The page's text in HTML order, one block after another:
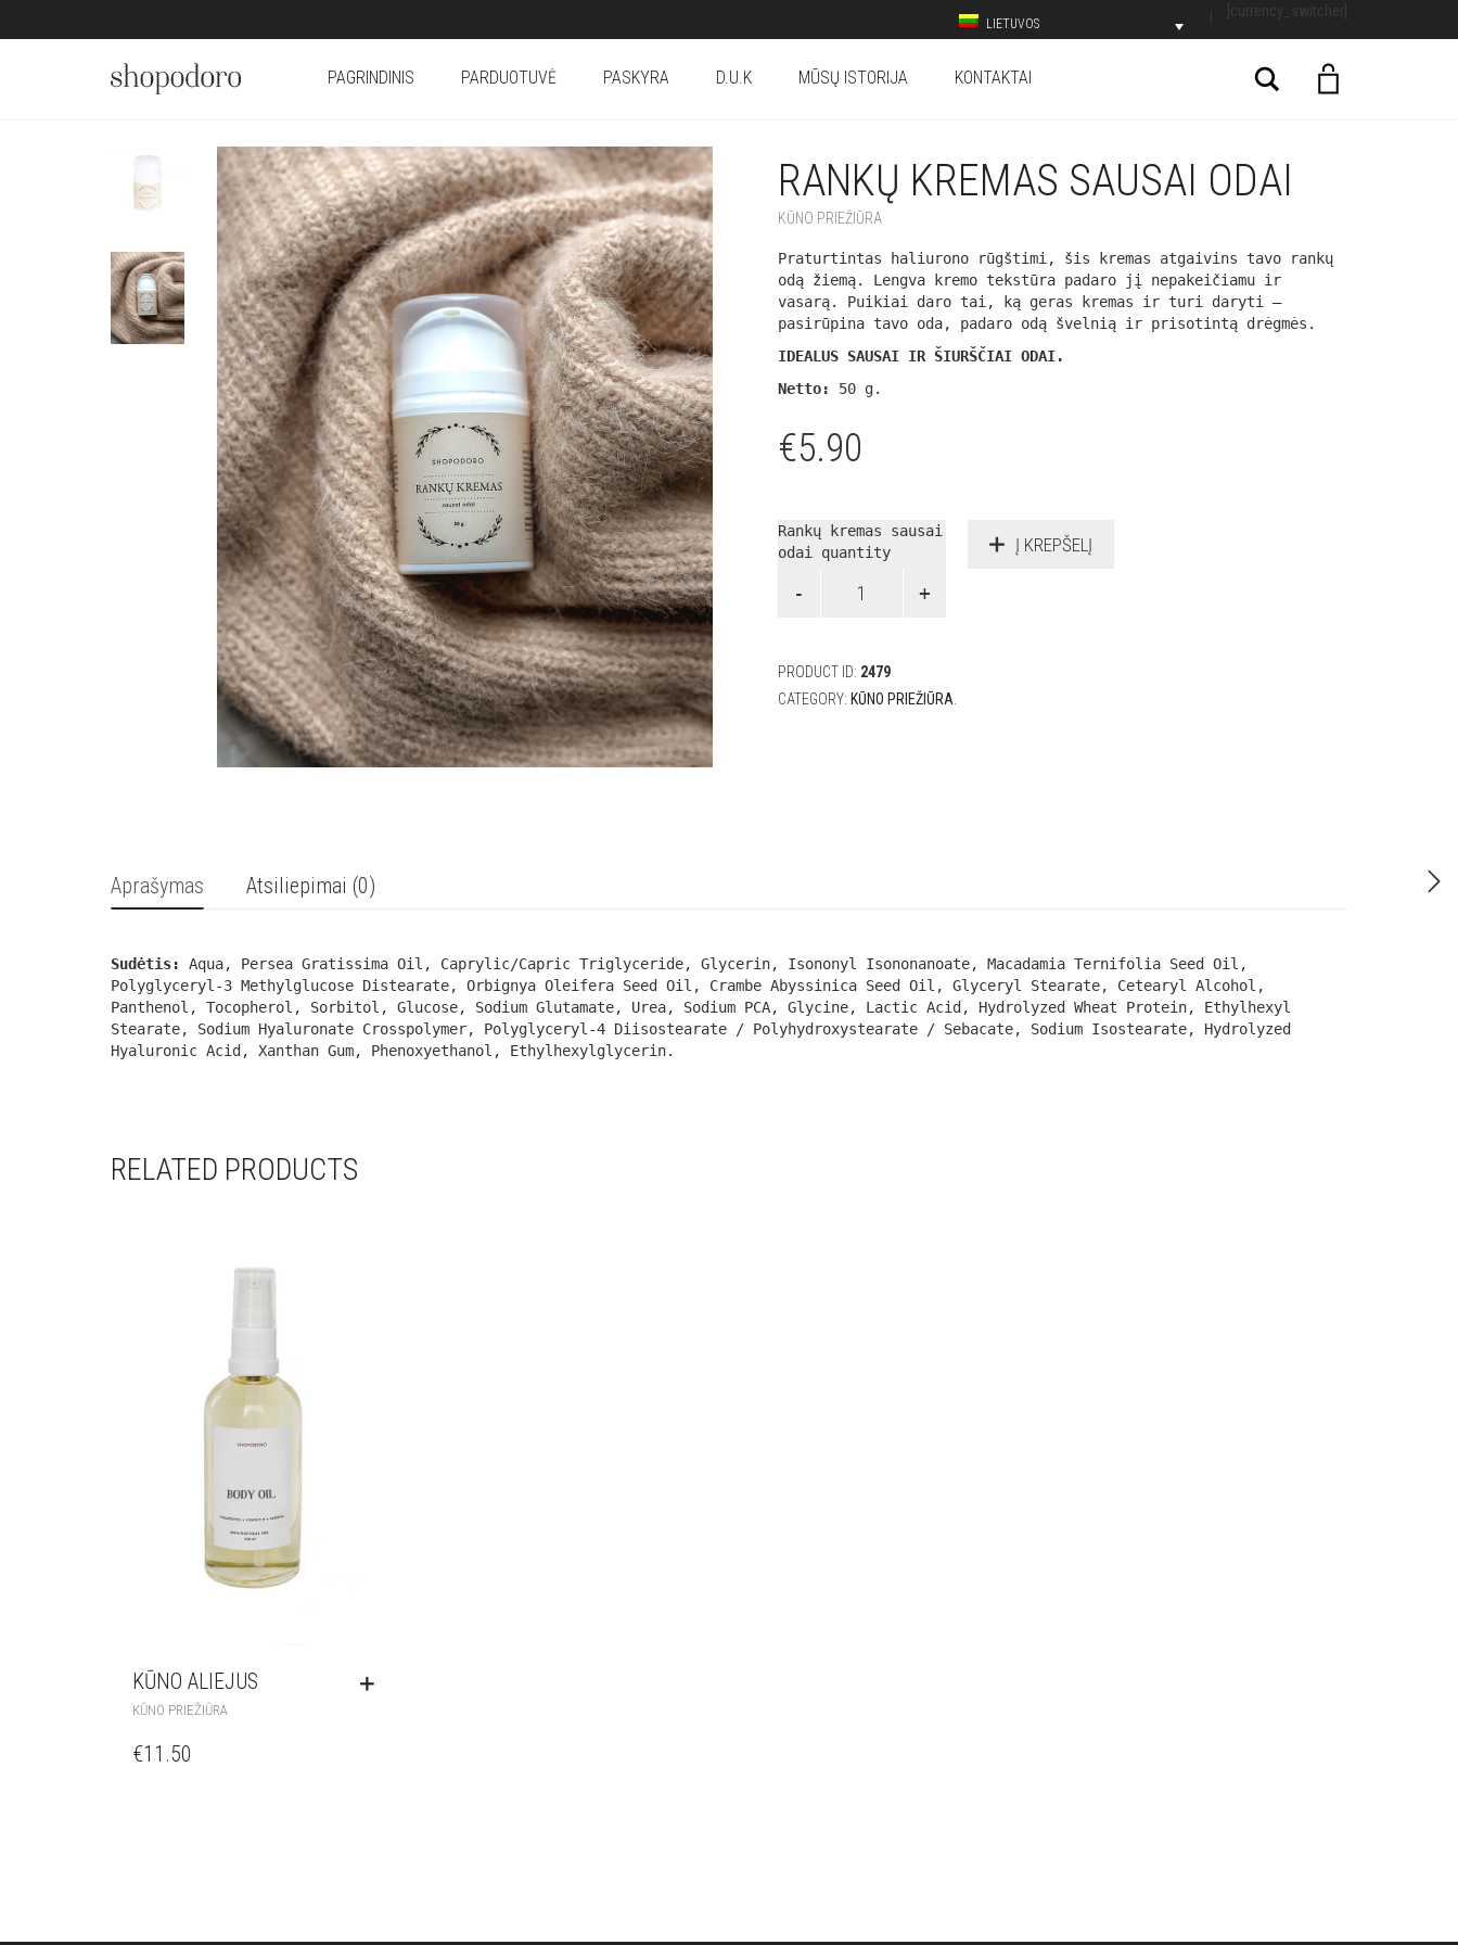
LIETUVOS
[currency_switcher]
PAGRINDINIS PARDUOTUVĖ PASKYRA D.U.K MŪSŲ ISTORIJA KONTAKTAI Search
RANKŲ KREMAS SAUSAI ODAI
KŪNO PRIEŽIŪRA
Praturtintas haliurono rūgštimi, šis kremas atgaivins tavo rankų
odą žiemą. Lengva kremo tekstūra padaro jį nepakeičiamu ir
vasarą. Puikiai daro tai, ką geras kremas ir turi daryti –
pasirūpina tavo oda, padaro odą švelnią ir prisotintą drėgmės.
IDEALUS SAUSAI IR ŠIURŠČIAI ODAI.
Netto:
50 g.
€5.90
Rankų kremas sausai
odai quantity
Į KREPŠELĮ
PRODUCT ID: 2479
CATEGORY: KŪNO PRIEŽIŪRA
Aprašymas Atsiliepimai (0)
Sudėtis:
Aqua, Persea Gratissima Oil, Caprylic/Capric Triglyceride, Glycerin, Isononyl Isononanoate, Macadamia Ternifolia Seed Oil,
Polyglyceryl-3 Methylglucose Distearate, Orbignya Oleifera Seed Oil, Crambe Abyssinica Seed Oil, Glyceryl Stearate, Cetearyl Alcohol,
Panthenol, Tocopherol, Sorbitol, Glucose, Sodium Glutamate, Urea, Sodium PCA, Glycine, Lactic Acid, Hydrolyzed Wheat Protein, Ethylhexyl
Stearate, Sodium Hyaluronate Crosspolymer, Polyglyceryl-4 Diisostearate / Polyhydroxystearate / Sebacate, Sodium Isostearate, Hydrolyzed
Hyaluronic Acid, Xanthan Gum, Phenoxyethanol, Ethylhexylglycerin.
RELATED PRODUCTS
KŪNO ALIEJUS
KŪNO PRIEŽIŪRA
€11.50